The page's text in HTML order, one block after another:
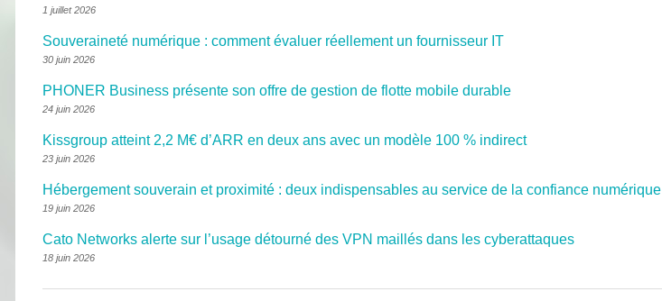
1 juillet 2026
Souveraineté numérique : comment évaluer réellement un fournisseur IT
30 juin 2026
PHONER Business présente son offre de gestion de flotte mobile durable
24 juin 2026
Kissgroup atteint 2,2 M€ d’ARR en deux ans avec un modèle 100 % indirect
23 juin 2026
Hébergement souverain et proximité : deux indispensables au service de la confiance numérique
19 juin 2026
Cato Networks alerte sur l’usage détourné des VPN maillés dans les cyberattaques
18 juin 2026